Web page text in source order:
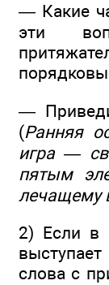
— Какие
эти
—
(Ранняя
игра —
пятым
лечащему
2) Если в
слова с